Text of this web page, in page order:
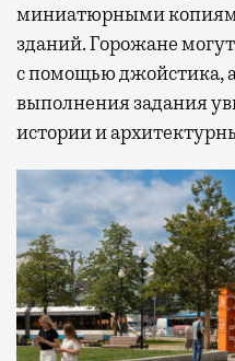
миниатюрными
зданий. Горожане
с помощью джойстика,
выполнения задания
истории и